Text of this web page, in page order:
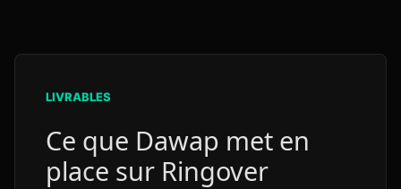
LIVRABLES
Ce que Dawap met en
place sur Ringover